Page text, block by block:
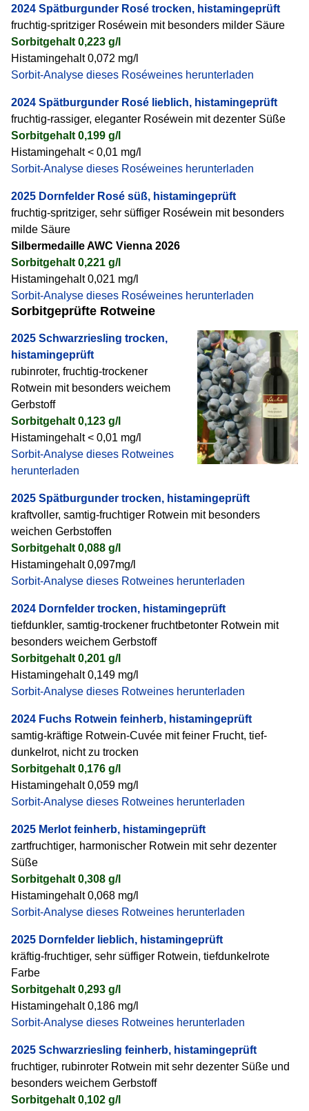
2024 Spätburgunder Rosé trocken, histamingeprüft
fruchtig-spritziger Roséwein mit besonders milder Säure
Sorbitgehalt 0,223 g/l
Histamingehalt 0,072 mg/l
Sorbit-Analyse dieses Roséweines herunterladen
2024 Spätburgunder Rosé lieblich, histamingeprüft
fruchtig-rassiger, eleganter Roséwein mit dezenter Süße
Sorbitgehalt 0,199 g/l
Histamingehalt < 0,01 mg/l
Sorbit-Analyse dieses Roséweines herunterladen
2025 Dornfelder Rosé süß, histamingeprüft
fruchtig-spritziger, sehr süffiger Roséwein mit besonders
milde Säure
Silbermedaille AWC Vienna 2026
Sorbitgehalt 0,221 g/l
Histamingehalt 0,021 mg/l
Sorbit-Analyse dieses Roséweines herunterladen
Sorbitgeprüfte Rotweine
2025 Schwarzriesling trocken,
histamingeprüft
rubinroter, fruchtig-trockener
Rotwein mit besonders weichem
Gerbstoff
Sorbitgehalt 0,123 g/l
Histamingehalt < 0,01 mg/l
Sorbit-Analyse dieses Rotweines
herunterladen
2025 Spätburgunder trocken, histamingeprüft
kraftvoller, samtig-fruchtiger Rotwein mit besonders
weichen Gerbstoffen
Sorbitgehalt 0,088 g/l
Histamingehalt 0,097mg/l
Sorbit-Analyse dieses Rotweines herunterladen
2024 Dornfelder trocken, histamingeprüft
tiefdunkler, samtig-trockener fruchtbetonter Rotwein mit
besonders weichem Gerbstoff
Sorbitgehalt 0,201 g/l
Histamingehalt 0,149 mg/l
Sorbit-Analyse dieses Rotweines herunterladen
2024 Fuchs Rotwein feinherb, histamingeprüft
samtig-kräftige Rotwein-Cuvée mit feiner Frucht, tief-
dunkelrot, nicht zu trocken
Sorbitgehalt 0,176 g/l
Histamingehalt 0,059 mg/l
Sorbit-Analyse dieses Rotweines herunterladen
2025 Merlot feinherb, histamingeprüft
zartfruchtiger, harmonischer Rotwein mit sehr dezenter
Süße
Sorbitgehalt 0,308 g/l
Histamingehalt 0,068 mg/l
Sorbit-Analyse dieses Rotweines herunterladen
2025 Dornfelder lieblich, histamingeprüft
kräftig-fruchtiger, sehr süffiger Rotwein, tiefdunkelrote
Farbe
Sorbitgehalt 0,293 g/l
Histamingehalt 0,186 mg/l
Sorbit-Analyse dieses Rotweines herunterladen
2025 Schwarzriesling feinherb, histamingeprüft
fruchtiger, rubinroter Rotwein mit sehr dezenter Süße und
besonders weichem Gerbstoff
Sorbitgehalt 0,102 g/l